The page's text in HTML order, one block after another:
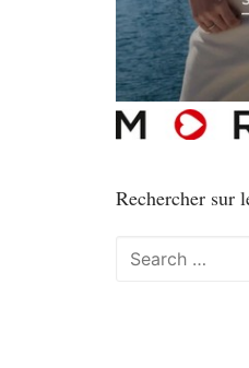
Rechercher sur
Rechercher